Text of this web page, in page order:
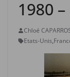
1980
Chloé
Etats-Unis,